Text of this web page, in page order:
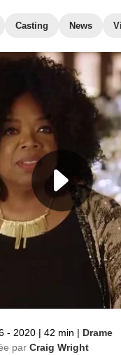
Casting News
- 2020 | 42 min | Drame
par Craig Wright